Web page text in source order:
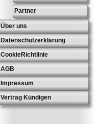
Partner
Über uns
Datenschutzerklärung
CookieRichtlinie
AGB
Impressum
Vertrag Kündigen